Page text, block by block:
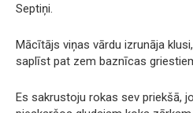
Septiņi.
Mācītājs viņas vārdu izrunāja
saplīst pat zem baznīcas
Es sakrustoju rokas sev priekšā,